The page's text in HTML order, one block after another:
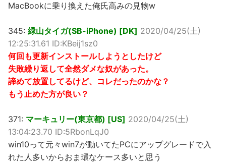
MacBookに乗り換えた俺氏高みの見物w
345: 緑山タイガ(SB-iPhone) [DK] 2020/04/25(土)
12:25:31.61 ID:KBeij1sz0
何回も更新インストールしようとしたけど
失敗繰り返して全然ダメな奴があった。
諦めて放置してるけど、コレだったのかな？
もう止めた方が良い？
371: マーキュリー(東京都) [US] 2020/04/25(土)
13:04:23.70 ID:5RbonLqJ0
win10って元々win7が動いてたPCにアップグレードで入
れた人多いからおま環なケース多いと思う